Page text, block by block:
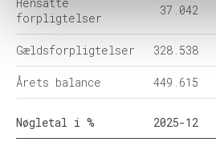
forpligtelser
37.042
Gældsforpligtelser 328.538
Årets balance 449.615
Nøgletal i % 2025-12